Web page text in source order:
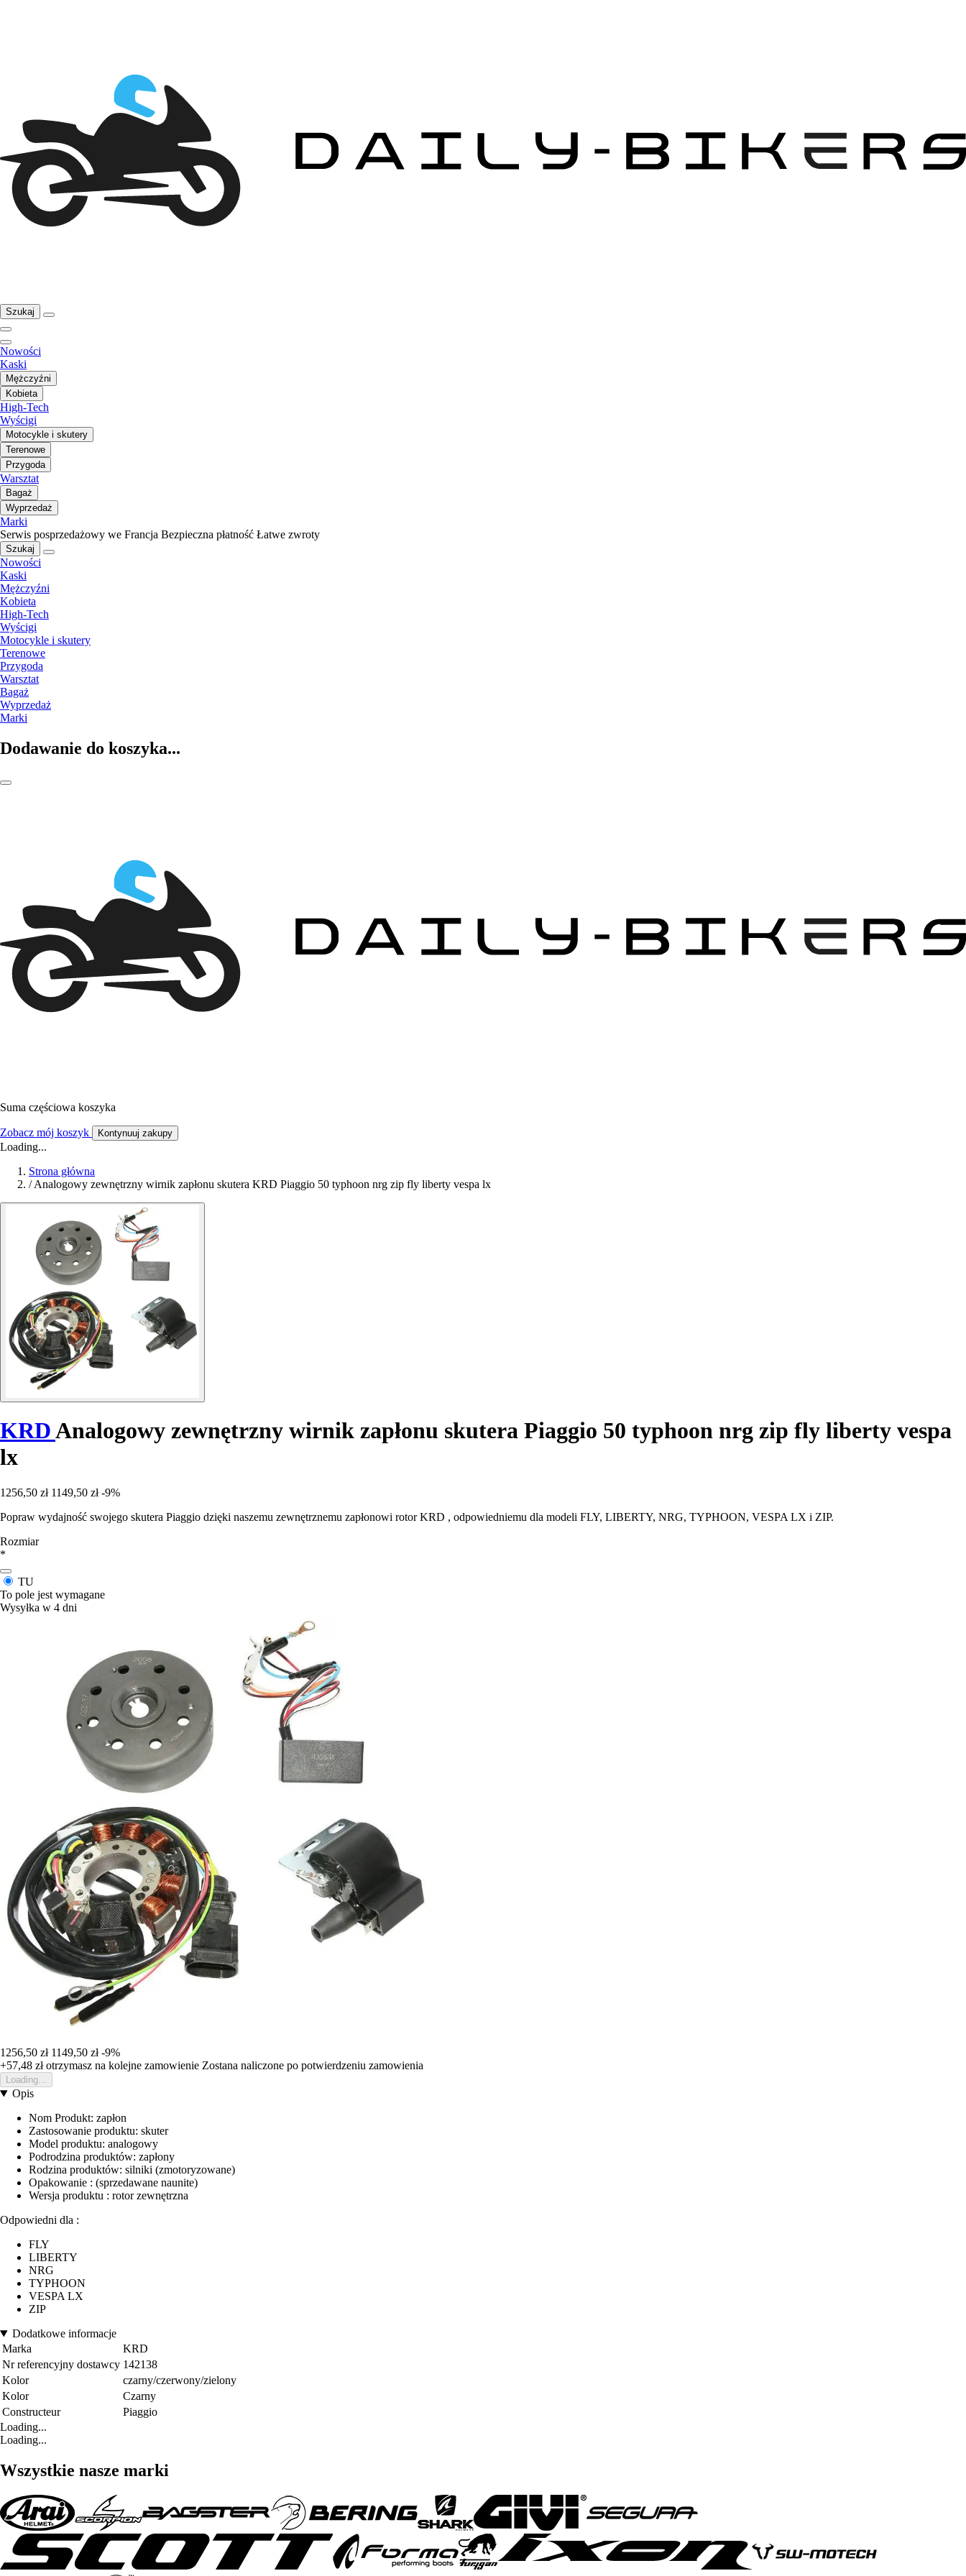
Szukaj
Nowości
Kaski
Mężczyźni
Kobieta
High-Tech
Wyścigi
Motocykle i skutery
Terenowe
Przygoda
Warsztat
Bagaż
Wyprzedaż
Marki
Serwis posprzedażowy we Francja Bezpieczna płatność Łatwe zwroty
Szukaj
Nowości
Kaski
Mężczyźni
Kobieta
High-Tech
Wyścigi
Motocykle i skutery
Terenowe
Przygoda
Warsztat
Bagaż
Wyprzedaż
Marki
Dodawanie do koszyka...
Suma częściowa koszyka
Zobacz mój koszyk Kontynuuj zakupy
Loading...
Strona główna
/ Analogowy zewnętrzny wirnik zapłonu skutera KRD Piaggio 50 typhoon nrg zip fly liberty vespa lx
KRDAnalogowy zewnętrzny wirnik zapłonu skutera Piaggio 50 typhoon nrg zip fly liberty vespa
lx
1256,50 zł 1149,50 zł -9%
Popraw wydajność swojego skutera Piaggio dzięki naszemu zewnętrznemu zapłonowi rotor KRD , odpowiedniemu dla modeli FLY, LIBERTY, NRG, TYPHOON, VESPA LX i ZIP.
Rozmiar
*
TU
To pole jest wymagane
Wysyłka w 4 dni
1256,50 zł 1149,50 zł -9%
+57,48 złotrzymasz na kolejne zamowienie Zostana naliczone po potwierdzeniu zamowienia
Loading...
Opis
Nom Produkt: zapłon
Zastosowanie produktu: skuter
Model produktu: analogowy
Podrodzina produktów: zapłony
Rodzina produktów: silniki (zmotoryzowane)
Opakowanie : (sprzedawane naunite)
Wersja produktu : rotor zewnętrzna
Odpowiedni dla :
FLY
LIBERTY
NRG
TYPHOON
VESPA LX
ZIP
Dodatkowe informacje
Marka
KRD
Nr referencyjny dostawcy 142138
Kolor
czarny/czerwony/zielony
Kolor
Czarny
Constructeur
Piaggio
Loading...
Loading...
Wszystkie nasze marki